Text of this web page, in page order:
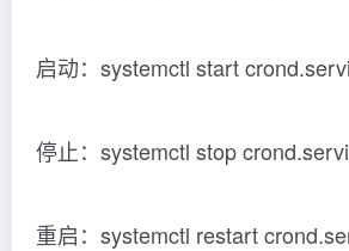
启动：systemctl start
停止：systemctl stop
重启：systemctl restart